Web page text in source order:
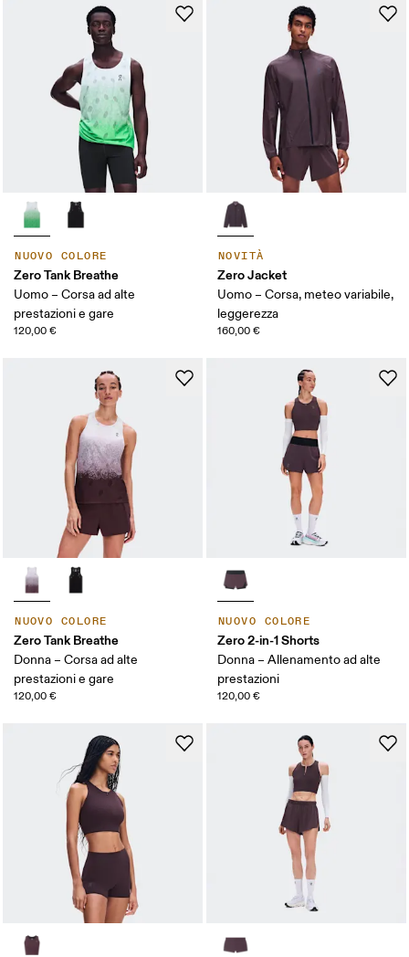
NUOVO COLORE
Zero Tank Breathe
Uomo – Corsa ad alte
prestazioni e gare
120,00 €
NOVITÀ
Zero Jacket
Uomo – Corsa, meteo variabile,
leggerezza
160,00 €
NUOVO COLORE
Zero Tank Breathe
Donna – Corsa ad alte
prestazioni e gare
120,00 €
NUOVO COLORE
Zero 2-in-1 Shorts
Donna – Allenamento ad alte
prestazioni
120,00 €